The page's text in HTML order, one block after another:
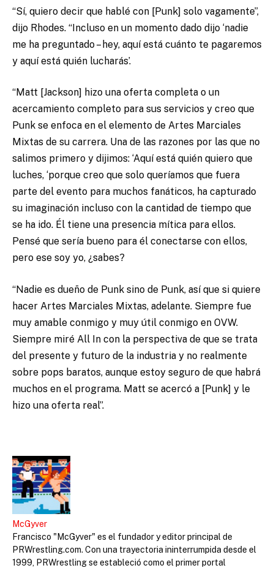
“Sí, quiero decir que hablé con [Punk] solo vagamente”,
dijo Rhodes. “Incluso en un momento dado dijo ‘nadie
me ha preguntado – hey, aquí está cuánto te pagaremos
y aquí está quién lucharás’.
“Matt [Jackson] hizo una oferta completa o un
acercamiento completo para sus servicios y creo que
Punk se enfoca en el elemento de Artes Marciales
Mixtas de su carrera. Una de las razones por las que no
salimos primero y dijimos: ‘Aquí está quién quiero que
luches, ‘porque creo que solo queríamos que fuera
parte del evento para muchos fanáticos, ha capturado
su imaginación incluso con la cantidad de tiempo que
se ha ido. Él tiene una presencia mítica para ellos.
Pensé que sería bueno para él conectarse con ellos,
pero ese soy yo, ¿sabes?
“Nadie es dueño de Punk sino de Punk, así que si quiere
hacer Artes Marciales Mixtas, adelante. Siempre fue
muy amable conmigo y muy útil conmigo en OVW.
Siempre miré All In con la perspectiva de que se trata
del presente y futuro de la industria y no realmente
sobre pops baratos, aunque estoy seguro de que habrá
muchos en el programa. Matt se acercó a [Punk] y le
hizo una oferta real”.
McGyver
Francisco "McGyver" es el fundador y editor principal de
PRWrestling.com. Con una trayectoria ininterrumpida desde el
1999, PRWrestling se estableció como el primer portal